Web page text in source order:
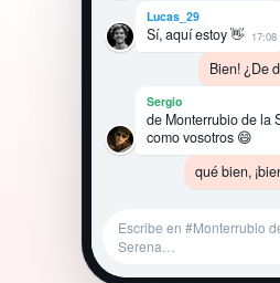
Lucas_29
Sí, aquí estoy 👋 17:08
Bien! ¿De
Sergio
de Monterrubio de la
como vosotros 😄
qué bien,
Escribe en #Monterrubio
Serena…